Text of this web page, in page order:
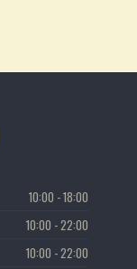
10:00 - 18:00
10:00 - 22:00
10:00 - 22:00